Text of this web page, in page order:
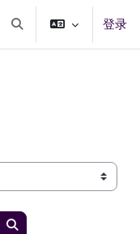
切换搜索输入 登录